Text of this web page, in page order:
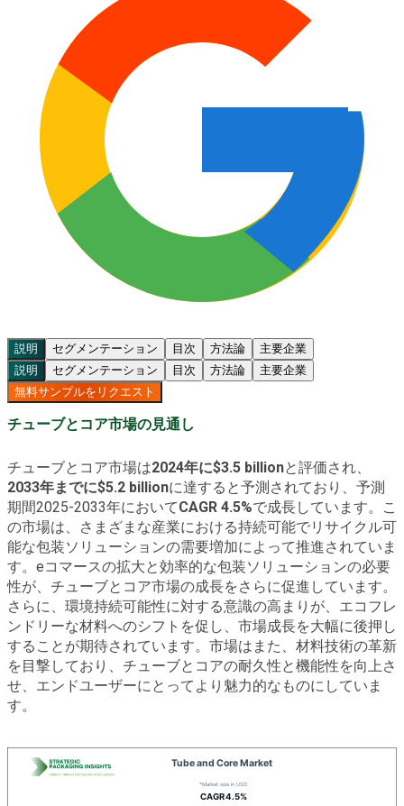
説明 セグメンテーション 目次 方法論
主要企業
説明
セグメンテーション 目次 方法論
主要企業
無料サンプルをリクエスト
チューブとコア市場の見通し
チューブとコア市場は2024年に$3.5 billionと評価され、
2033年までに$5.2 billionに達すると予測されており、予測
期間2025-2033年においてCAGR 4.5%で成長しています。こ
の市場は、さまざまな産業における持続可能でリサイクル可
能な包装ソリューションの需要増加によって推進されていま
す。eコマースの拡大と効率的な包装ソリューションの必要
性が、チューブとコア市場の成長をさらに促進しています。
さらに、環境持続可能性に対する意識の高まりが、エコフレ
ンドリーな材料へのシフトを促し、市場成長を大幅に後押し
することが期待されています。市場はまた、材料技術の革新
を目撃しており、チューブとコアの耐久性と機能性を向上さ
せ、エンドユーザーにとってより魅力的なものにしていま
す。